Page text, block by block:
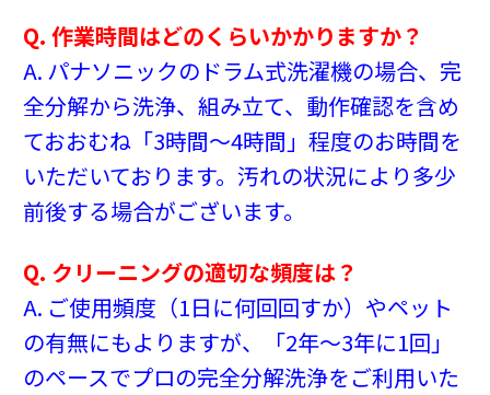
Q. 作業時間はどのくらいかかりますか？
A. パナソニックのドラム式洗濯機の場合、完
全分解から洗浄、組み立て、動作確認を含め
ておおむね「3時間〜4時間」程度のお時間を
いただいております。汚れの状況により多少
前後する場合がございます。
Q. クリーニングの適切な頻度は？
A. ご使用頻度（1日に何回回すか）やペット
の有無にもよりますが、「2年〜3年に1回」
のペースでプロの完全分解洗浄をご利用いた